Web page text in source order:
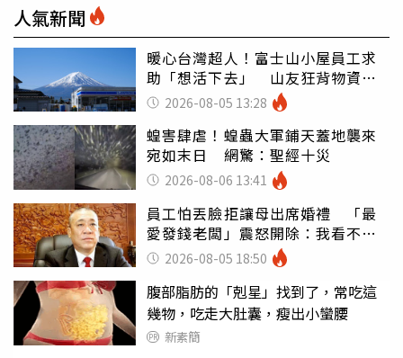
人氣新聞
暖心台灣超人！富士山小屋員工求
助「想活下去」 山友狂背物資上
山：台灣真的是寶島
2026-08-05 13:28
蝗害肆虐！蝗蟲大軍鋪天蓋地襲來
宛如末日 網驚：聖經十災
2026-08-06 13:41
員工怕丟臉拒讓母出席婚禮 「最
愛發錢老闆」震怒開除：我看不起
你 2026-08-05 18:50
腹部脂肪的「剋星」找到了，常吃這
幾物，吃走大肚囊，瘦出小蠻腰
新素簡